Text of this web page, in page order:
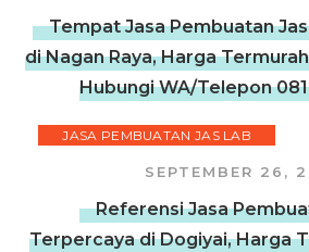
Tempat Jasa Pembuatan
di Nagan Raya, Harga
Hubungi WA/Telepon
JASA PEMBUATAN JAS LAB
SEPTEMBER 26,
Referensi Jasa
Terpercaya di Dogiyai, Harga